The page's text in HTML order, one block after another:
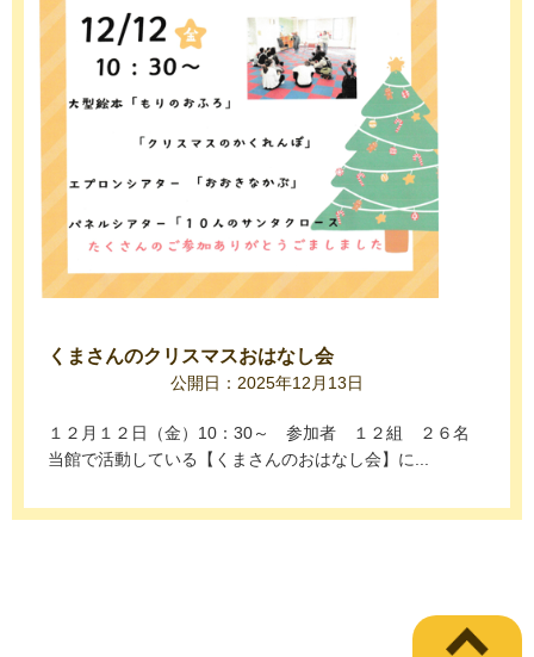
くまさんのクリスマスおはなし会
公開日：2025年12月13日
１２月１２日（金）10：30～ 参加者 １２組 ２６名
当館で活動している【くまさんのおはなし会】に...